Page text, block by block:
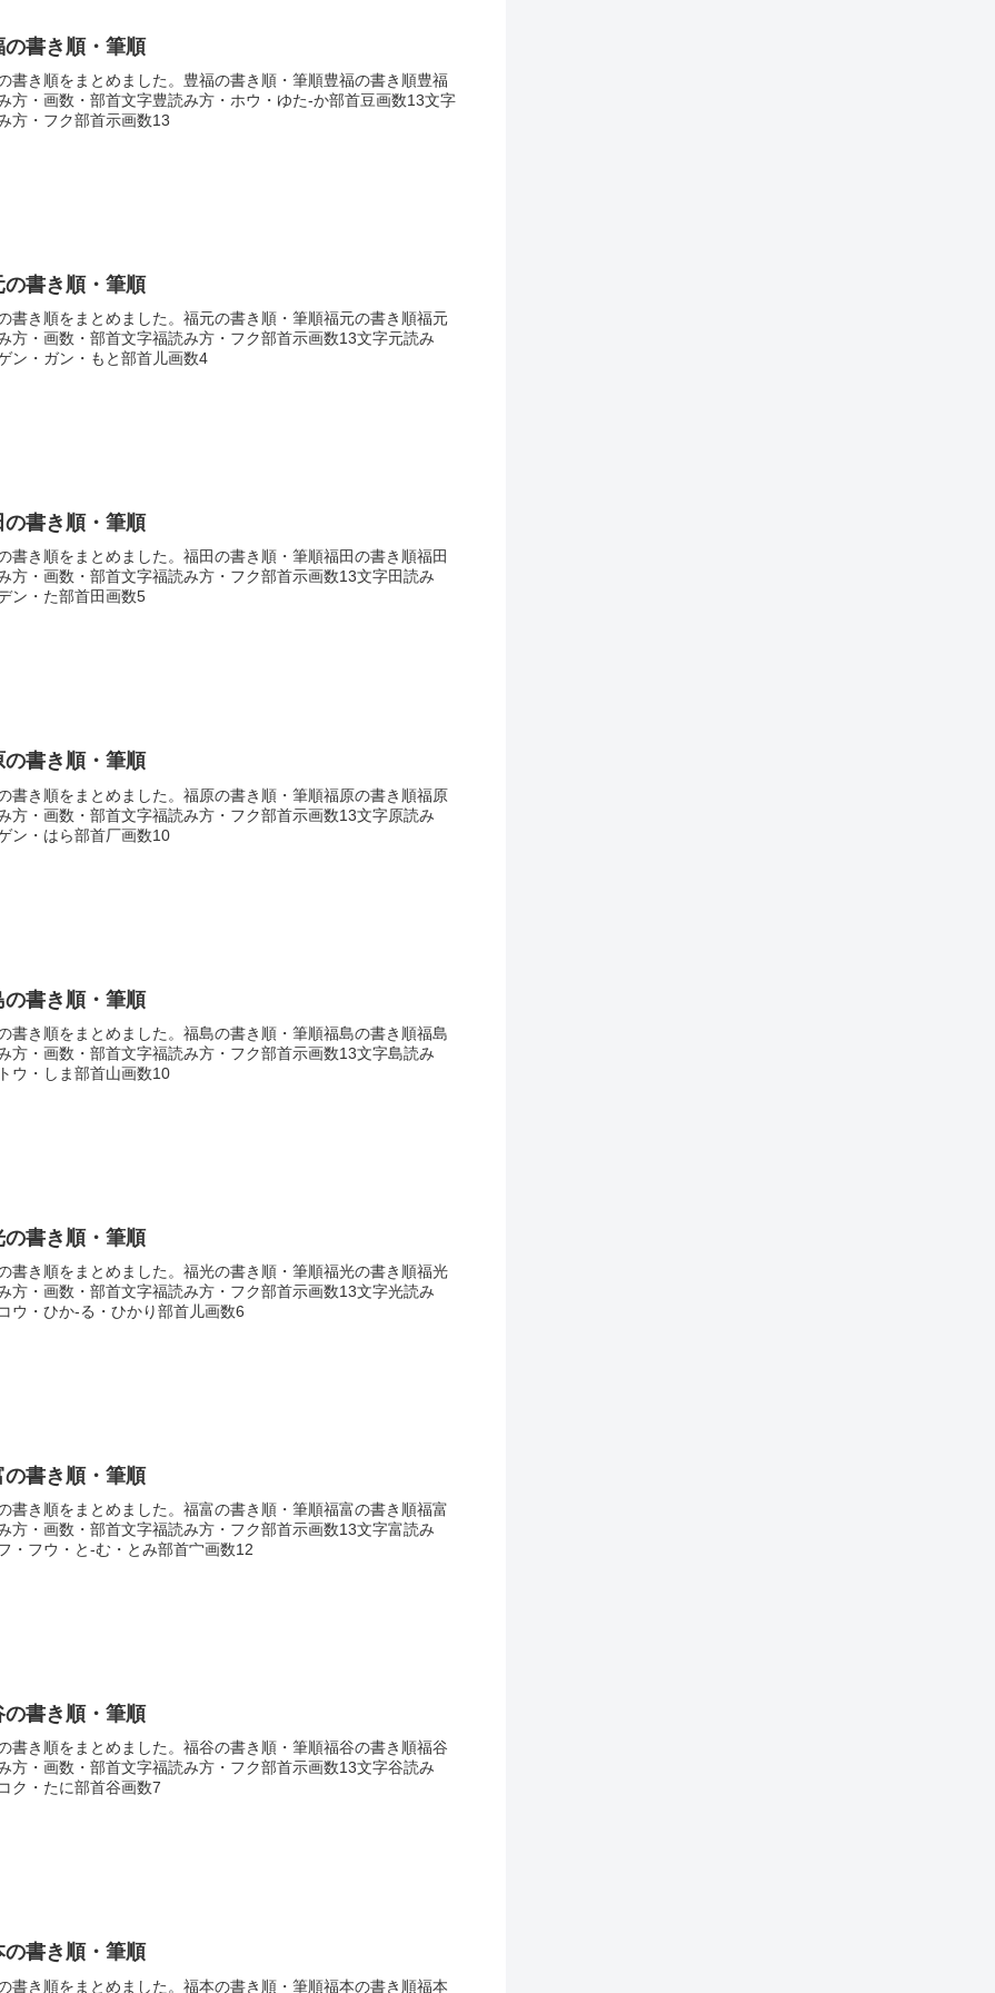
の書き順・筆順
書き順をまとめました。豊福の書き順・筆順豊福の書き順豊福
方・画数・部首文字豊読み方・ホウ・ゆた-か部首豆画数13文字
方・フク部首示画数13
の書き順・筆順
書き順をまとめました。福元の書き順・筆順福元の書き順福元
方・画数・部首文字福読み方・フク部首示画数13文字元読み
ン・ガン・もと部首儿画数4
の書き順・筆順
書き順をまとめました。福田の書き順・筆順福田の書き順福田
方・画数・部首文字福読み方・フク部首示画数13文字田読み
ン・た部首田画数5
の書き順・筆順
書き順をまとめました。福原の書き順・筆順福原の書き順福原
方・画数・部首文字福読み方・フク部首示画数13文字原読み
ン・はら部首厂画数10
の書き順・筆順
書き順をまとめました。福島の書き順・筆順福島の書き順福島
方・画数・部首文字福読み方・フク部首示画数13文字島読み
ウ・しま部首山画数10
の書き順・筆順
書き順をまとめました。福光の書き順・筆順福光の書き順福光
方・画数・部首文字福読み方・フク部首示画数13文字光読み
ウ・ひか-る・ひかり部首儿画数6
の書き順・筆順
書き順をまとめました。福富の書き順・筆順福富の書き順福富
方・画数・部首文字福読み方・フク部首示画数13文字富読み
・フウ・と-む・とみ部首宀画数12
の書き順・筆順
書き順をまとめました。福谷の書き順・筆順福谷の書き順福谷
方・画数・部首文字福読み方・フク部首示画数13文字谷読み
ク・たに部首谷画数7
の書き順・筆順
書き順をまとめました。福本の書き順・筆順福本の書き順福本